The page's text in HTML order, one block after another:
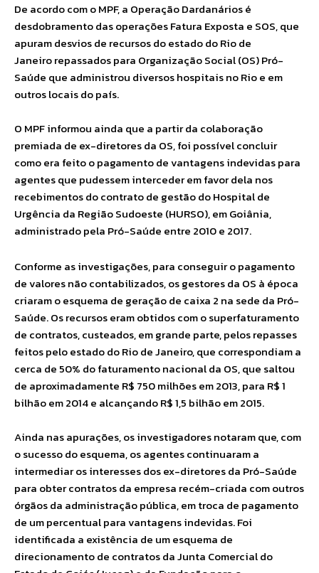
De acordo com o MPF, a Operação Dardanários é
desdobramento das operações Fatura Exposta e SOS, que
apuram desvios de recursos do estado do Rio de
Janeiro repassados para Organização Social (OS) Pró-
Saúde que administrou diversos hospitais no Rio e em
outros locais do país.
O MPF informou ainda que a partir da colaboração
premiada de ex-diretores da OS, foi possível concluir
como era feito o pagamento de vantagens indevidas para
agentes que pudessem interceder em favor dela nos
recebimentos do contrato de gestão do Hospital de
Urgência da Região Sudoeste (HURSO), em Goiânia,
administrado pela Pró-Saúde entre 2010 e 2017.
Conforme as investigações, para conseguir o pagamento
de valores não contabilizados, os gestores da OS à época
criaram o esquema de geração de caixa 2 na sede da Pró-
Saúde. Os recursos eram obtidos com o superfaturamento
de contratos, custeados, em grande parte, pelos repasses
feitos pelo estado do Rio de Janeiro, que correspondiam a
cerca de 50% do faturamento nacional da OS, que saltou
de aproximadamente R$ 750 milhões em 2013, para R$ 1
bilhão em 2014 e alcançando R$ 1,5 bilhão em 2015.
Ainda nas apurações, os investigadores notaram que, com
o sucesso do esquema, os agentes continuaram a
intermediar os interesses dos ex-diretores da Pró-Saúde
para obter contratos da empresa recém-criada com outros
órgãos da administração pública, em troca de pagamento
de um percentual para vantagens indevidas. Foi
identificada a existência de um esquema de
direcionamento de contratos da Junta Comercial do